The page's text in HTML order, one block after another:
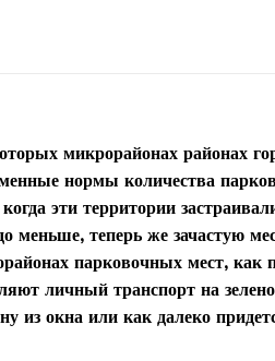
микрорайонах районах
нормы количества
эти территории
меньше, теперь же зачастую
парковочных мест, как
личный транспорт на
из окна или как далеко